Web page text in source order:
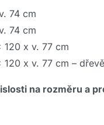
74 cm
74 cm
x v. 77 cm
x v. 77 cm –
na rozměru a